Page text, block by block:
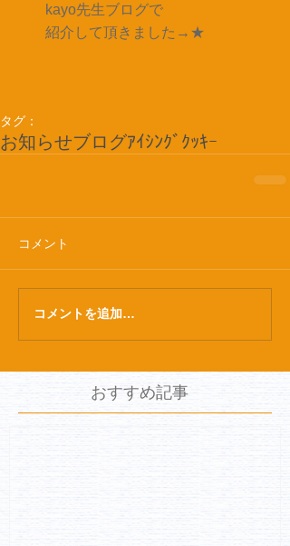
kayo先生ブログで
紹介して頂きました→ ★
タグ：
お知らせブログｱｲｼﾝｸﾞｸｯｷｰ
コメント
コメントを追加…
おすすめ記事